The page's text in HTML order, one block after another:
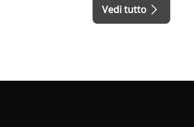
Vedi tutto